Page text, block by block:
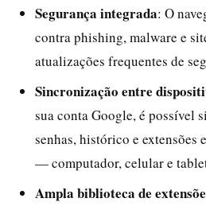
Segurança integrada: O
contra phishing, malware e
atualizações frequentes de
Sincronização entre
sua conta Google, é possível
senhas, histórico e extensões
— computador, celular e
Ampla biblioteca de